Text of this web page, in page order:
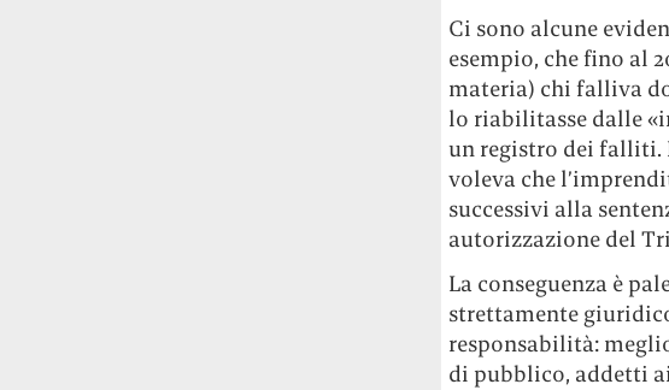
Ci sono alcune
esempio, che fino al
materia) chi falliva
lo riabilitasse dalle
un registro dei falliti.
voleva che
successivi alla
autorizzazione del
La conseguenza è
strettamente
responsabilità:
di pubblico, addetti